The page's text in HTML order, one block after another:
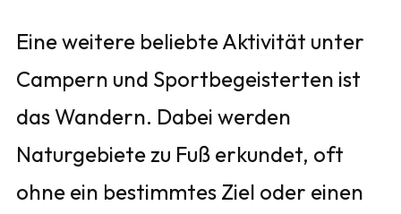
Eine weitere beliebte Aktivität unter
Campern und Sportbegeisterten ist
das Wandern. Dabei werden
Naturgebiete zu Fuß erkundet, oft
ohne ein bestimmtes Ziel oder einen